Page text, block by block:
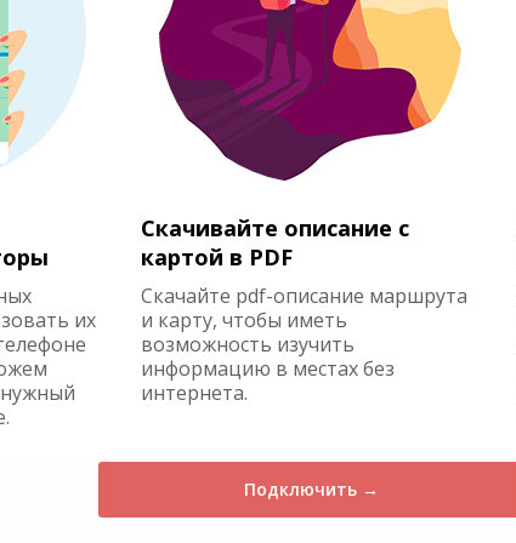
их
Скачивайте описание с
картой в PDF
Скачайте pdf-описание маршрута
и карту, чтобы иметь
возможность изучить
информацию в местах без
интернета.
Подключить →